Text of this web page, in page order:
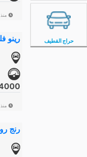
رينو
14000
منذ 14 ساعة
رنج
حراج القطيف